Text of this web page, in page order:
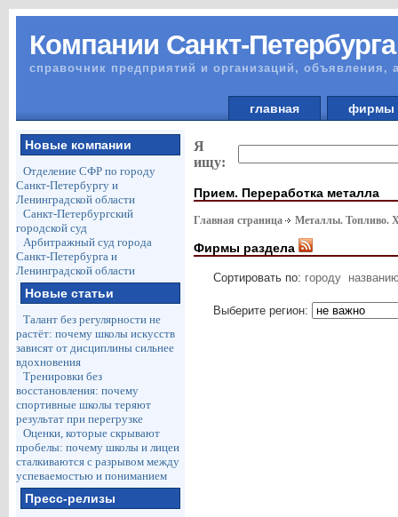
Компании Санкт-Петербурга
справочник предприятий и организаций, объявления,
главная
Новые компании
Отделение СФР по городу
Санкт-Петербургу и
Ленинградской области
Санкт-Петербургский
городской суд
Арбитражный суд города
Санкт-Петербурга и
Ленинградской области
Новые статьи
Талант без регулярности не
растёт: почему школы искусств
зависят от дисциплины сильнее
вдохновения
Тренировки без
восстановления: почему
спортивные школы теряют
результат при перегрузке
Оценки, которые скрывают
пробелы: почему школы и лицеи
сталкиваются с разрывом между
успеваемостью и пониманием
Пресс-релизы
Я
ищу:
Прием. Переработка металла
Главная страница Металлы. Топливо.
Фирмы раздела
Сортировать по: городу
Выберите регион: